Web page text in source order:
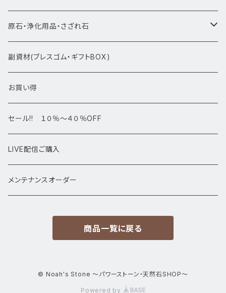
ブレスレット1点物
アマビエシリーズ
デザインブレス
高級・高品質ブレスレット
サイズ
13㎜以上
原石・浄化用品・さざれ石
浄化さざれ石
ポイント・タワー・タンブル
スフィア 丸玉
置物
原石・クラスター
副資材(ブレスゴム・ギフトBOX)
お買い得
セール!! １０％～４０％OFF
LIVE配信ご購入
メンテナンスオーダー
商品一覧に戻る
© Noah's Stone ～パワーストーン・天然石SHOP～
Powered by